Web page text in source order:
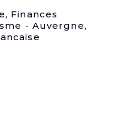
, Finances
- Auvergne,